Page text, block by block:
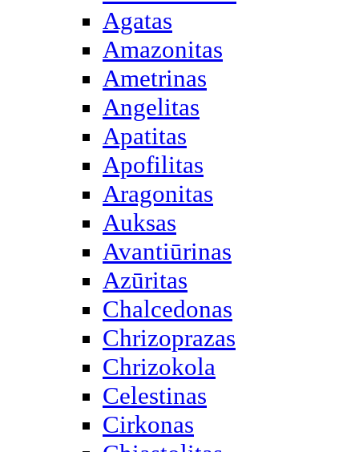
Agatas
Amazonitas
Ametrinas
Angelitas
Apatitas
Apofilitas
Aragonitas
Auksas
Avantiūrinas
Azūritas
Chalcedonas
Chrizoprazas
Chrizokola
Celestinas
Cirkonas